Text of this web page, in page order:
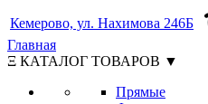
Кемерово, ул. Нахимова 246Б
Главная
Ξ КАТАЛОГ ТОВАРОВ ▼
Прямые